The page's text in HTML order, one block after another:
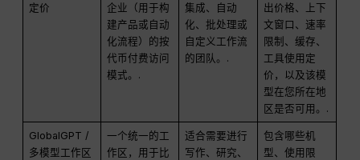
定价
企业（用于构
建产品或自动
化流程）的按
代币付费访问
模式。.
集成、自动
化、批处理或
自定义工作流
的团队。.
出价格、上下
文窗口、速率
限制、缓存、
工具使用定
价，以及该模
型在您所在地
区是否可用。.
GlobalGPT /
多模型工作区
一个统一的工
作区，用于比
适合需要进行
写作、研究、
包含哪些机
型、使用限